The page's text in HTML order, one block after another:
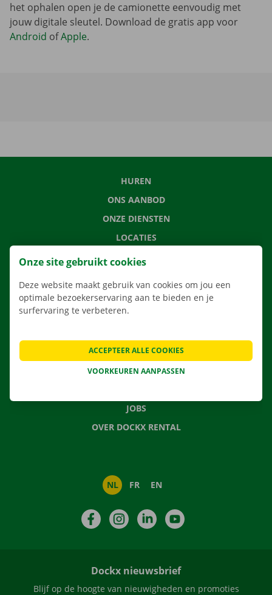
het ophalen open je de camionette eenvoudig met
jouw digitale sleutel. Download de gratis app voor
Android ofApple.
HUREN
ONS AANBOD
ONZE DIENSTEN
LOCATIES
APP
VEELGESTELDE VRAGEN
NIEUWS
JOBS
OVER DOCKX RENTAL
NL FR EN
FacebookInstagramLinkedIn
Dockx nieuwsbrief
Blijf op de hoogte van nieuwigheden en promoties
Onze site gebruikt cookies
Deze website maakt gebruik van cookies om jou een
optimale bezoekerservaring aan te bieden en je
surfervaring te verbeteren.
VOORKEUREN AANPASSEN
ACCEPTEER ALLE COOKIES